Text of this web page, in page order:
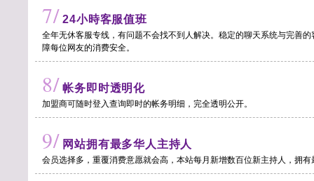
7/ 24小時客服值班
全年无休客服专线，有问题不会找不到人解决。稳定的聊天系统与完善
障每位网友的消费安全。
8/ 帐务即时透明化
加盟商可随时登入查询即时的帐务明细，完全透明公开。
9/ 网站拥有最多华人主持人
会员选择多，重覆消费意愿就会高，本站每月新增数百位新主持人，拥